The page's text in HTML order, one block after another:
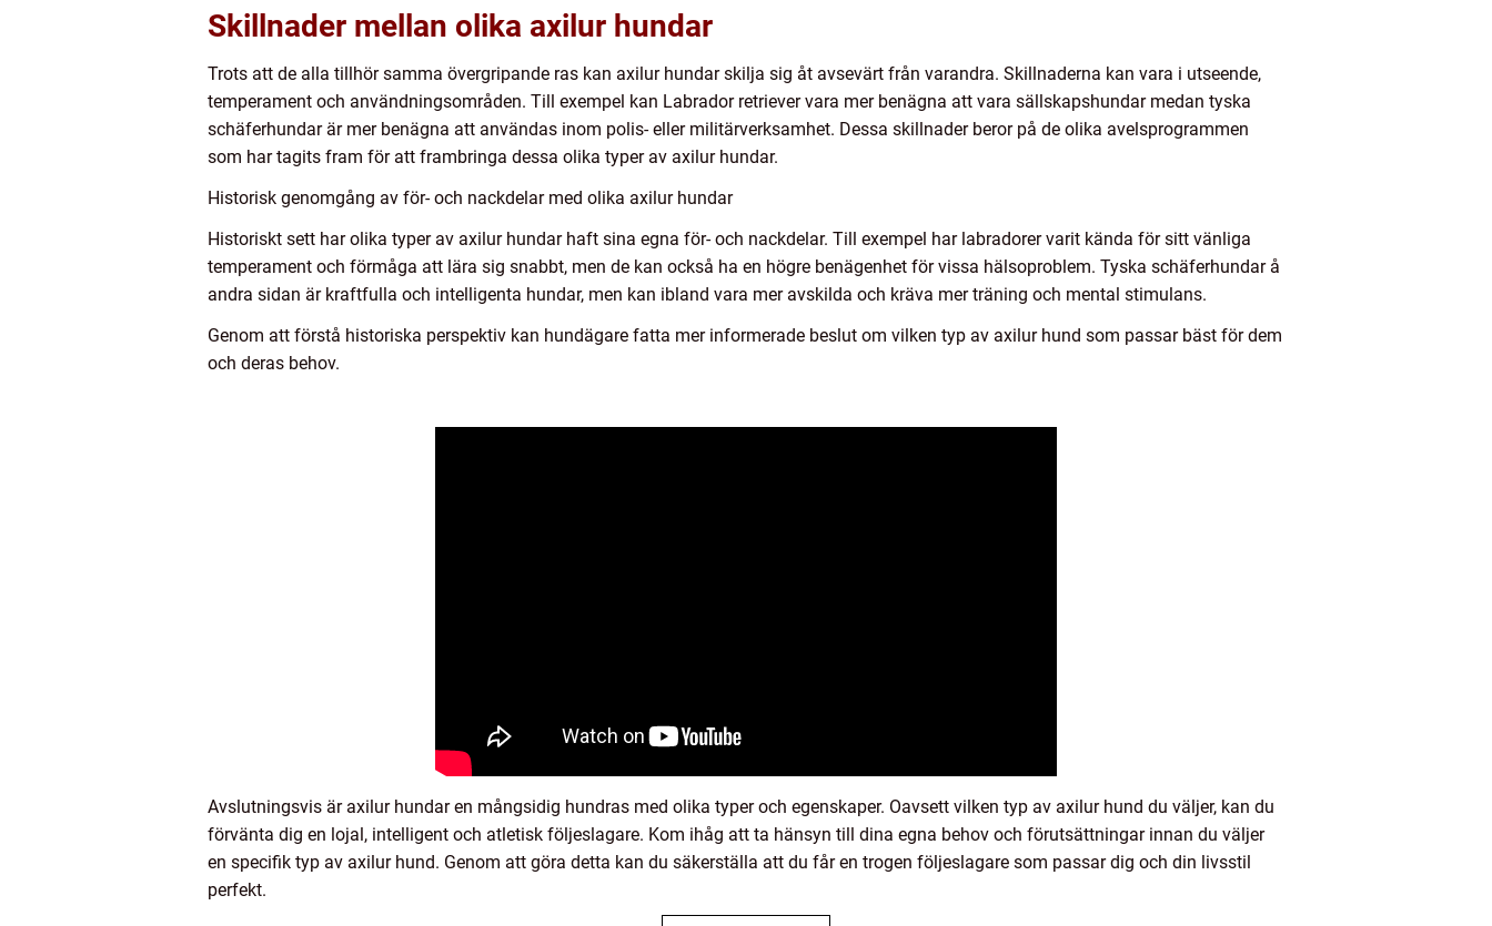
Skillnader mellan olika axilur hundar
Trots att de alla tillhör samma övergripande ras kan axilur hundar skilja sig åt avsevärt från varandra. Skillnaderna kan vara i utseende,
temperament och användningsområden. Till exempel kan Labrador retriever vara mer benägna att vara sällskapshundar medan tyska
schäferhundar är mer benägna att användas inom polis- eller militärverksamhet. Dessa skillnader beror på de olika avelsprogrammen
som har tagits fram för att frambringa dessa olika typer av axilur hundar.
Historisk genomgång av för- och nackdelar med olika axilur hundar
Historiskt sett har olika typer av axilur hundar haft sina egna för- och nackdelar. Till exempel har labradorer varit kända för sitt vänliga
temperament och förmåga att lära sig snabbt, men de kan också ha en högre benägenhet för vissa hälsoproblem. Tyska schäferhundar å
andra sidan är kraftfulla och intelligenta hundar, men kan ibland vara mer avskilda och kräva mer träning och mental stimulans.
Genom att förstå historiska perspektiv kan hundägare fatta mer informerade beslut om vilken typ av axilur hund som passar bäst för dem
och deras behov.
Avslutningsvis är axilur hundar en mångsidig hundras med olika typer och egenskaper. Oavsett vilken typ av axilur hund du väljer, kan du
förvänta dig en lojal, intelligent och atletisk följeslagare. Kom ihåg att ta hänsyn till dina egna behov och förutsättningar innan du väljer
en specifik typ av axilur hund. Genom att göra detta kan du säkerställa att du får en trogen följeslagare som passar dig och din livsstil
perfekt.